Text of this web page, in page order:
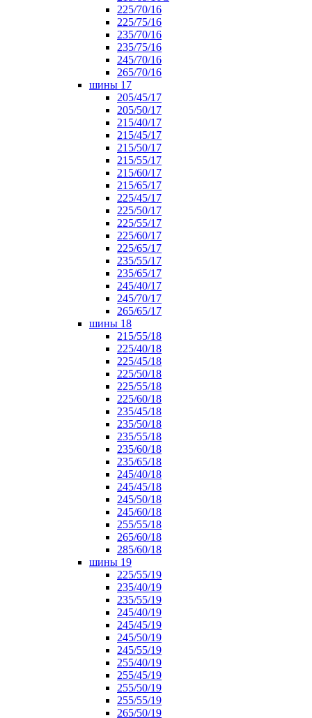
225/70/16
225/75/16
235/70/16
235/75/16
245/70/16
265/70/16
шины 17
205/45/17
205/50/17
215/40/17
215/45/17
215/50/17
215/55/17
215/60/17
215/65/17
225/45/17
225/50/17
225/55/17
225/60/17
225/65/17
235/55/17
235/65/17
245/40/17
245/70/17
265/65/17
шины 18
215/55/18
225/40/18
225/45/18
225/50/18
225/55/18
225/60/18
235/45/18
235/50/18
235/55/18
235/60/18
235/65/18
245/40/18
245/45/18
245/50/18
245/60/18
255/55/18
265/60/18
285/60/18
шины 19
225/55/19
235/40/19
235/55/19
245/40/19
245/45/19
245/50/19
245/55/19
255/40/19
255/45/19
255/50/19
255/55/19
265/50/19